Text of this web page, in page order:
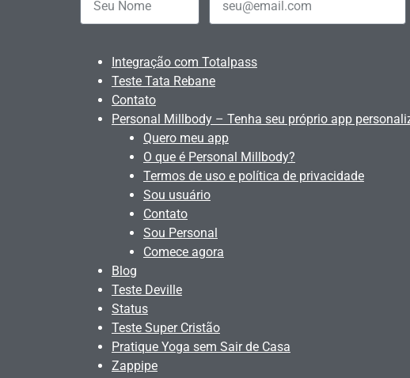
Integração com Totalpass
Teste Tata Rebane
Contato
Personal Millbody – Tenha seu próprio app
Quero meu app
O que é Personal Millbody?
Termos de uso e política de privacidade
Sou usuário
Contato
Sou Personal
Comece agora
Blog
Teste Deville
Status
Teste Super Cristão
Pratique Yoga sem Sair de Casa
Zappipe